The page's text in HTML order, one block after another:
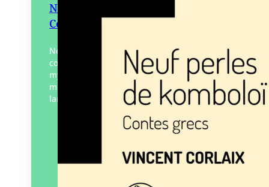
Neuf perles de Komboloï –
Contes Grecs
Neuf nouvelles dans la Grèce
contemporaine : sur une plage au rocher
mystérieux, dans le secret d’un
monastère décrypté par un chat, sous les
lampions d’une fête de…
01/10/2024